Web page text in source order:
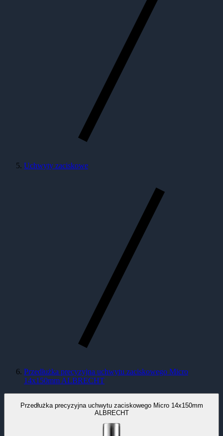
Uchwyty zaciskowe
Przedłużka precyzyjna uchwytu zaciskowego Micro
14x150mm ALBRECHT
Przedłużka precyzyjna uchwytu zaciskowego Micro 14x150mm
ALBRECHT